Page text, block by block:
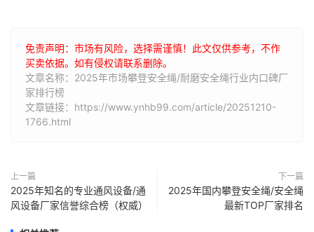
免责声明：市场有风险，选择需谨慎！此文仅供参考，不作
买卖依据。如有侵权请联系删除。
文章名称：2025年市场攀登安全绳/耐磨安全绳行业内口碑厂
家排行榜
文章链接：https://www.ynhb99.com/article/20251210-
1766.html
上一篇
2025年知名的专业通风设备/通
风设备厂家信誉综合榜（权威）
下一篇
2025年国内攀登安全绳/安全绳
最新TOP厂家排名